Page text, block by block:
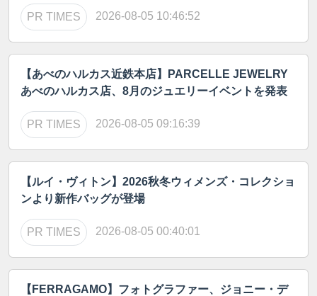
PR TIMES 2026-08-05 10:46:52
【あべのハルカス近鉄本店】PARCELLE JEWELRY
あべのハルカス店、8月のジュエリーイベントを発表
PR TIMES 2026-08-05 09:16:39
【ルイ・ヴィトン】2026秋冬ウィメンズ・コレクショ
ンより新作バッグが登場
PR TIMES 2026-08-05 00:40:01
【FERRAGAMO】フォトグラファー、ジョニー・デ